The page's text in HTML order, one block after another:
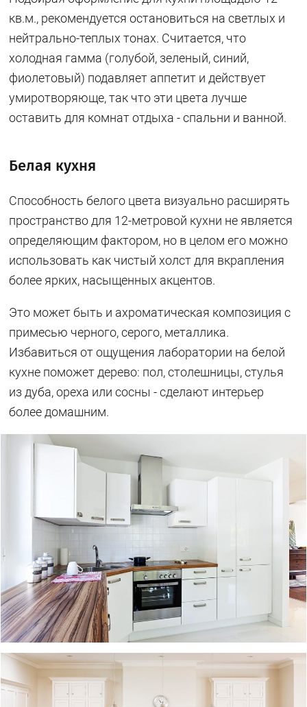
кв.м., рекомендуется остановиться на светлых и
нейтрально-теплых тонах. Считается, что
холодная гамма (голубой, зеленый, синий,
фиолетовый) подавляет аппетит и действует
умиротворяюще, так что эти цвета лучше
оставить для комнат отдыха - спальни и ванной.
Белая кухня
Способность белого цвета визуально расширять
пространство для 12-метровой кухни не является
определяющим фактором, но в целом его можно
использовать как чистый холст для вкрапления
более ярких, насыщенных акцентов.
Это может быть и ахроматическая композиция с
примесью черного, серого, металлика.
Избавиться от ощущения лаборатории на белой
кухне поможет дерево: пол, столешницы, стулья
из дуба, ореха или сосны - сделают интерьер
более домашним.